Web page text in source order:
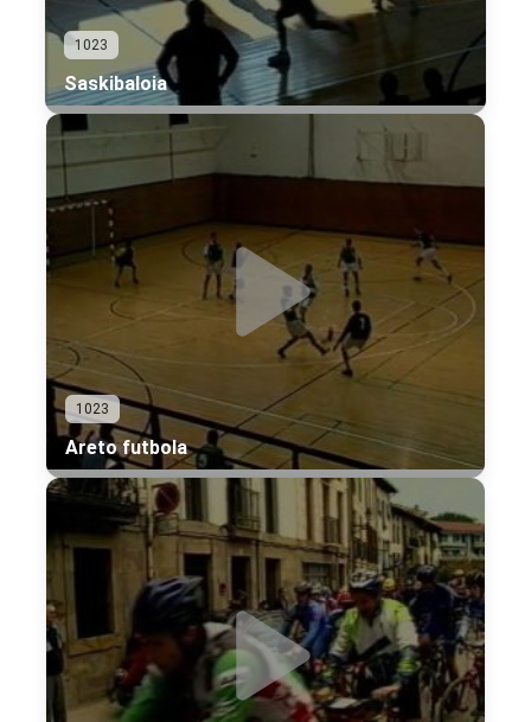
1023
Saskibaloia
1023
Areto futbola